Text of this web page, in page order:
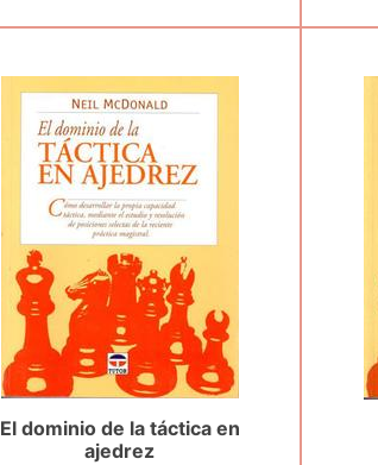
El dominio de la táctica en
ajedrez